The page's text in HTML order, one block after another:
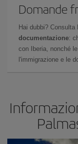
Domande
Hai dubbi? Consulta
documentazione:
con Iberia, nonché
l'immigrazione e le